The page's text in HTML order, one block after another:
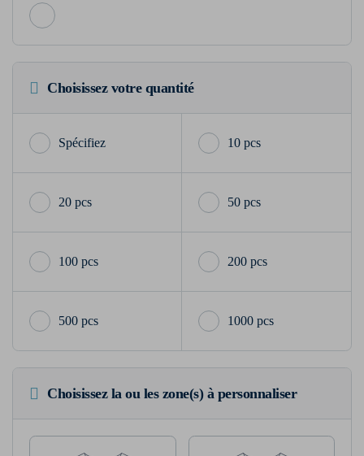
Choisissez votre quantité
10 pcs
20 pcs 50 pcs
100 pcs 200 pcs
500 pcs 1000 pcs
Choisissez la ou les zone(s) à personnaliser